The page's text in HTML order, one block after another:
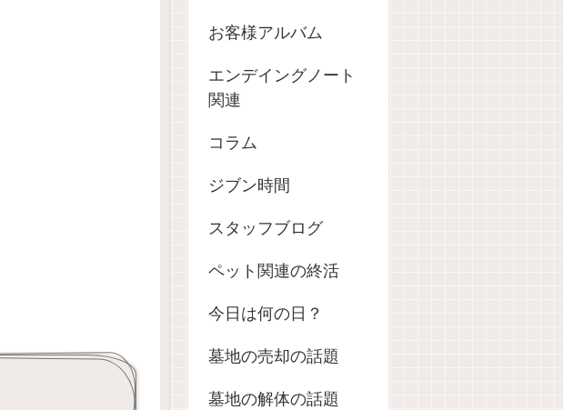
お客様アルバム
エンデイングノート
関連
コラム
ジブン時間
スタッフブログ
ペット関連の終活
今日は何の日？
墓地の売却の話題
墓地の解体の話題